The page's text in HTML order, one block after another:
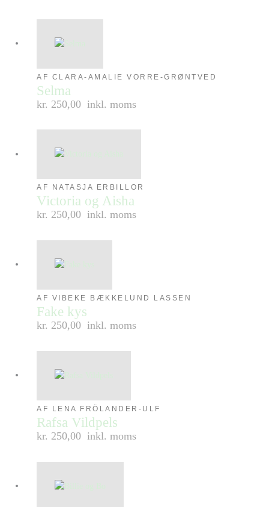
AF CLARA-AMALIE VORRE-GRØNTVED
Selma
kr. 250,00 inkl. moms
AF NATASJA ERBILLOR
Victoria og Aisha
kr. 250,00 inkl. moms
AF VIBEKE BÆKKELUND LASSEN
Fake kys
kr. 250,00 inkl. moms
AF LENA FRÖLANDER-ULF
Rafsa Vildpels
kr. 250,00 inkl. moms